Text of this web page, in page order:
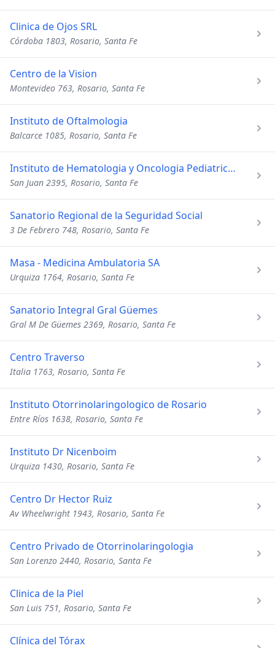
Clinica de Ojos SRL
Córdoba 1803, Rosario, Santa Fe
Centro de la Vision
Montevideo 763, Rosario, Santa Fe
Instituto de Oftalmologia
Balcarce 1085, Rosario, Santa Fe
Instituto de Hematologia y Oncologia Pediatrica del Rosario
San Juan 2395, Rosario, Santa Fe
Sanatorio Regional de la Seguridad Social
3 De Febrero 748, Rosario, Santa Fe
Masa - Medicina Ambulatoria SA
Urquiza 1764, Rosario, Santa Fe
Sanatorio Integral Gral Güemes
Gral M De Güemes 2369, Rosario, Santa Fe
Centro Traverso
Italia 1763, Rosario, Santa Fe
Instituto Otorrinolaringologico de Rosario
Entre Ríos 1638, Rosario, Santa Fe
Instituto Dr Nicenboim
Urquiza 1430, Rosario, Santa Fe
Centro Dr Hector Ruiz
Av Wheelwright 1943, Rosario, Santa Fe
Centro Privado de Otorrinolaringologia
San Lorenzo 2440, Rosario, Santa Fe
Clinica de la Piel
San Luis 751, Rosario, Santa Fe
Clínica del Tórax